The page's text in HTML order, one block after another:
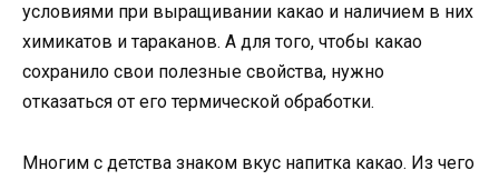
условиями при выращивании какао и наличием в них
химикатов и тараканов. А для того, чтобы какао
сохранило свои полезные свойства, нужно
отказаться от его термической обработки.
Многим с детства знаком вкус напитка какао. Из чего